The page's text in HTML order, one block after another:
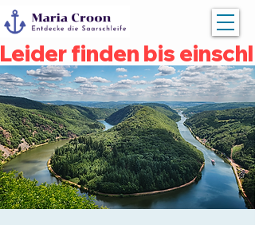
Leider finden bis